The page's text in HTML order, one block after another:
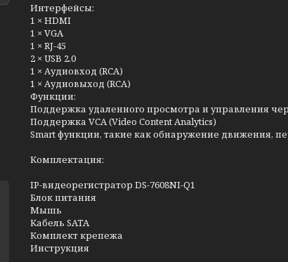
Интерфейсы:
1 × HDMI
1 × VGA
1 × RJ-45
2 × USB 2.0
1 × Аудиовход (RCA)
1 × Аудиовыход (RCA)
Функции:
Поддержка удаленного просмотра и управления
Поддержка VCA (Video Content Analytics)
Smart функции, такие как обнаружение движения,
Комплектация:
IP-видеорегистратор DS-7608NI-Q1
Блок питания
Мышь
Кабель SATA
Комплект крепежа
Инструкция